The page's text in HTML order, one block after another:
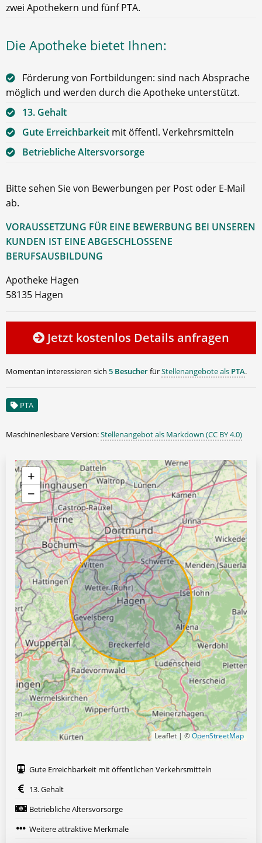
zwei Apothekern und fünf PTA.
Die Apotheke bietet Ihnen:
Förderung von Fortbildungen: sind nach Absprache
möglich und werden durch die Apotheke unterstützt.
13. Gehalt
Gute Erreichbarkeit mit öffentl. Verkehrsmitteln
Betriebliche Altersvorsorge
Bitte sehen Sie von Bewerbungen per Post oder E-Mail
ab.
VORAUSSETZUNG FÜR EINE BEWERBUNG BEI UNSEREN
KUNDEN IST EINE ABGESCHLOSSENE
BERUFSAUSBILDUNG
Apotheke Hagen
58135 Hagen
Jetzt kostenlos Details anfragen
Momentan interessieren sich 5 BesucherfürStellenangebote als PTA.
PTA
Maschinenlesbare Version:Stellenangebot als Markdown (CC BY 4.0)
+
−
Leaflet | ©OpenStreetMap
Gute Erreichbarkeit mit öffentlichen Verkehrsmitteln
13. Gehalt
Betriebliche Altersvorsorge
Weitere attraktive Merkmale